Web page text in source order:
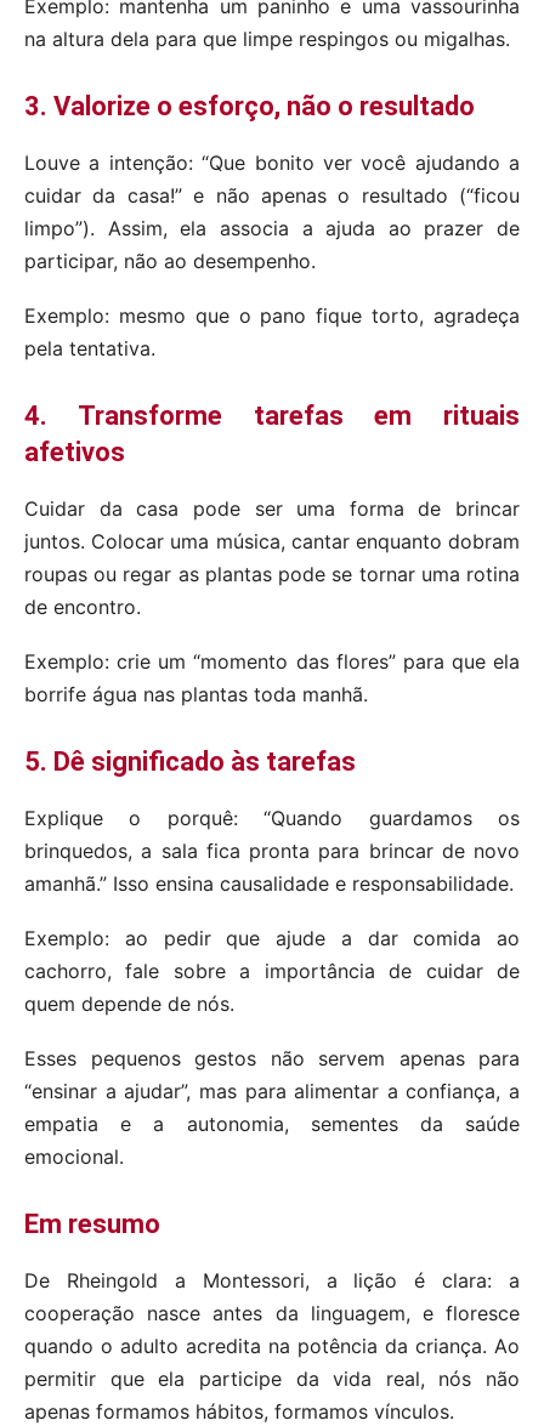
Exemplo: mantenha um paninho e uma vassourinha
na altura dela para que limpe respingos ou migalhas.
3. Valorize o esforço, não o resultado
Louve a intenção: “Que bonito ver você ajudando a
cuidar da casa!” e não apenas o resultado (“ficou
limpo”). Assim, ela associa a ajuda ao prazer de
participar, não ao desempenho.
Exemplo: mesmo que o pano fique torto, agradeça
pela tentativa.
4. Transforme tarefas em rituais
afetivos
Cuidar da casa pode ser uma forma de brincar
juntos. Colocar uma música, cantar enquanto dobram
roupas ou regar as plantas pode se tornar uma rotina
de encontro.
Exemplo: crie um “momento das flores” para que ela
borrife água nas plantas toda manhã.
5. Dê significado às tarefas
Explique o porquê: “Quando guardamos os
brinquedos, a sala fica pronta para brincar de novo
amanhã.” Isso ensina causalidade e responsabilidade.
Exemplo: ao pedir que ajude a dar comida ao
cachorro, fale sobre a importância de cuidar de
quem depende de nós.
Esses pequenos gestos não servem apenas para
“ensinar a ajudar”, mas para alimentar a confiança, a
empatia e a autonomia, sementes da saúde
emocional.
Em resumo
De Rheingold a Montessori, a lição é clara: a
cooperação nasce antes da linguagem, e floresce
quando o adulto acredita na potência da criança. Ao
permitir que ela participe da vida real, nós não
apenas formamos hábitos, formamos vínculos.